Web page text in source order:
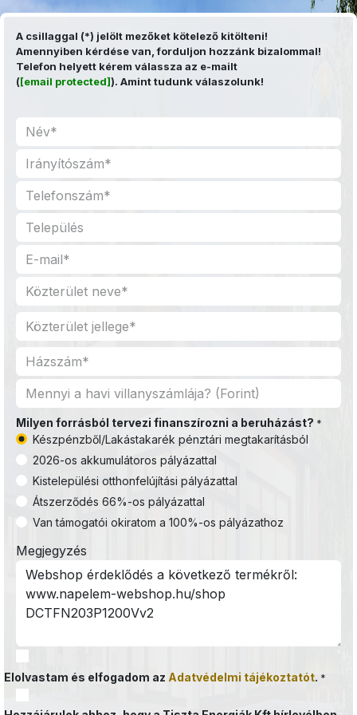
Kihagyás és továbblépés a tartalomhoz
A csillaggal (*) jelölt mezőket kötelező kitölteni!
Amennyiben kérdése van, forduljon hozzánk bizalommal!
Telefon helyett kérem válassza az e-mailt
([email protected]). Amint tudunk válaszolunk!
Milyen forrásból tervezi finanszírozni a beruházást? *
Készpénzből/Lakástakarék pénztári megtakarításból
2026-os akkumulátoros pályázattal
Kistelepülési otthonfelújítási pályázattal
Átszerződés 66%-os pályázattal
Van támogatói okiratom a 100%-os pályázathoz
Megjegyzés
Elolvastam és elfogadom az Adatvédelmi tájékoztatót. *